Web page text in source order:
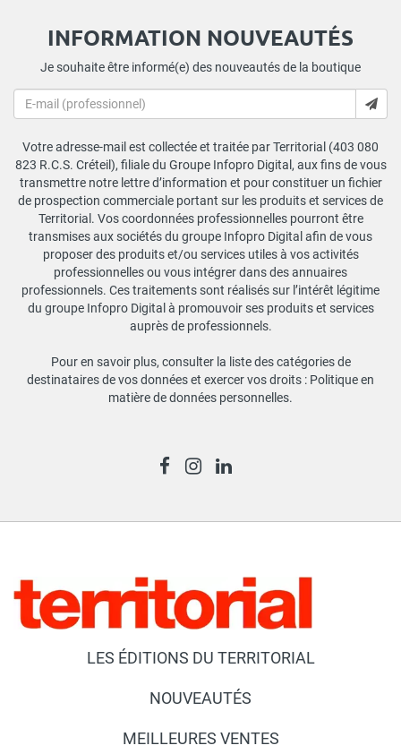
INFORMATION NOUVEAUTÉS
Je souhaite être informé(e) des nouveautés de la boutique
Votre adresse-mail est collectée et traitée par Territorial (403 080
823 R.C.S. Créteil), filiale du Groupe Infopro Digital, aux fins de vous
transmettre notre lettre d’information et pour constituer un fichier
de prospection commerciale portant sur les produits et services de
Territorial. Vos coordonnées professionnelles pourront être
transmises aux sociétés du groupe Infopro Digital afin de vous
proposer des produits et/ou services utiles à vos activités
professionnelles ou vous intégrer dans des annuaires
professionnels. Ces traitements sont réalisés sur l’intérêt légitime
du groupe Infopro Digital à promouvoir ses produits et services
auprès de professionnels.
Pour en savoir plus, consulter la liste des catégories de
destinataires de vos données et exercer vos droits : Politique en
matière de données personnelles.
LES ÉDITIONS DU TERRITORIAL
NOUVEAUTÉS
MEILLEURES VENTES